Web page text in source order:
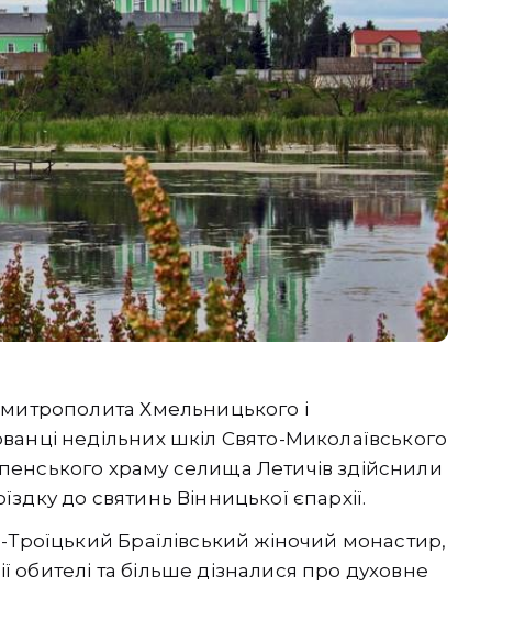
Хмельницького і
недільних шкіл Свято-Миколаївського
храму селища Летичів здійснили
до святинь Вінницької єпархії.
Троїцький Браїлівський жіночий монастир,
та більше дізналися про духовне